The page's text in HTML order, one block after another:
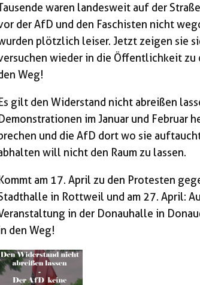
waren landesweit auf der
der AfD und den Faschisten nicht
plötzlich leiser. Jetzt zeigen sie
wieder in die Öffentlichkeit zu
Weg!
gilt den Widerstand nicht abreißen
im Januar und Februar
und die AfD dort wo sie
will nicht den Raum zu lassen.
am 17. April zu den Protesten
in Rottweil und am 27. April:
in der Donauhalle in
den Weg!